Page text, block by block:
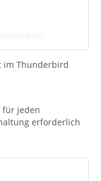
im Thunderbird
für jeden
erforderlich